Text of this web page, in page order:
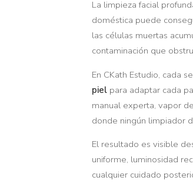
La limpieza facial
doméstica puede
las células muertas
contaminación que
En CKath Estudio, cada
piel para adaptar cada
manual experta, vapor
donde ningún limpiador
El resultado es visible
uniforme, luminosidad
cualquier cuidado